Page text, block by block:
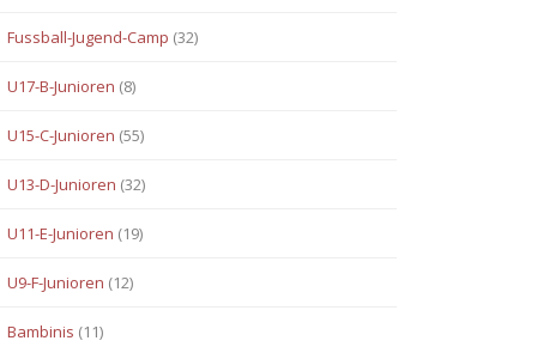
Fussball-Jugend-Camp (32)
U17-B-Junioren (8)
U15-C-Junioren (55)
U13-D-Junioren (32)
U11-E-Junioren (19)
U9-F-Junioren (12)
Bambinis (11)